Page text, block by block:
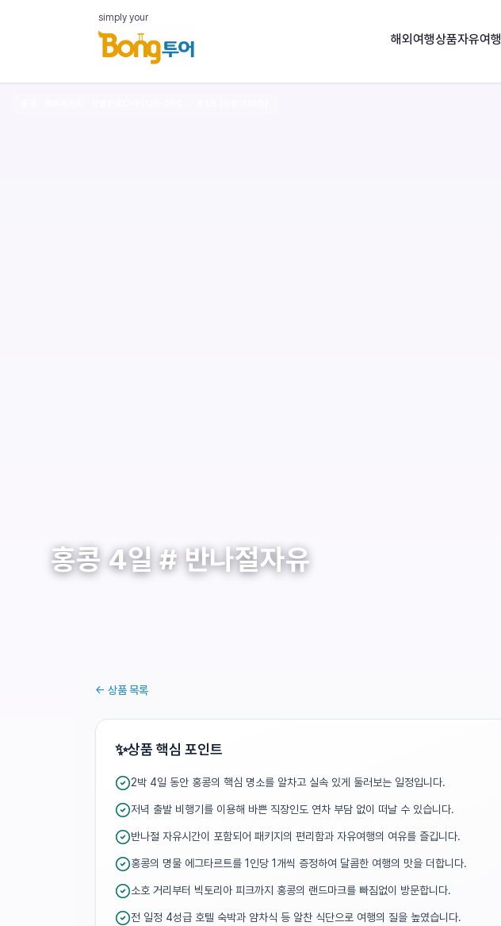
simply your
해외여행상품자유여행
홍콩 4일 # 반나절자유
← 상품 목록
✨상품 핵심 포인트
2박 4일 동안 홍콩의 핵심 명소를 알차고 실속 있게 둘러보는 일정입니다.
저녁 출발 비행기를 이용해 바쁜 직장인도 연차 부담 없이 떠날 수 있습니다.
반나절 자유시간이 포함되어 패키지의 편리함과 자유여행의 여유를 즐깁니다.
홍콩의 명물 에그타르트를 1인당 1개씩 증정하여 달콤한 여행의 맛을 더합니다.
소호 거리부터 빅토리아 피크까지 홍콩의 랜드마크를 빠짐없이 방문합니다.
전 일정 4성급 호텔 숙박과 얌차식 등 알찬 식단으로 여행의 질을 높였습니다.